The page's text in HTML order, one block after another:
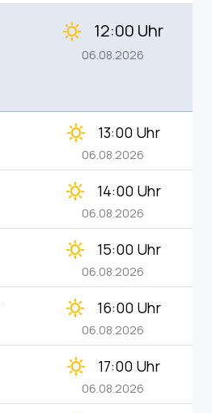
clear_day 12:00 Uhr
06.08.2026
clear_day 13:00 Uhr
06.08.2026
clear_day 14:00 Uhr
06.08.2026
clear_day 15:00 Uhr
06.08.2026
clear_day 16:00 Uhr
06.08.2026
clear_day 17:00 Uhr
06.08.2026